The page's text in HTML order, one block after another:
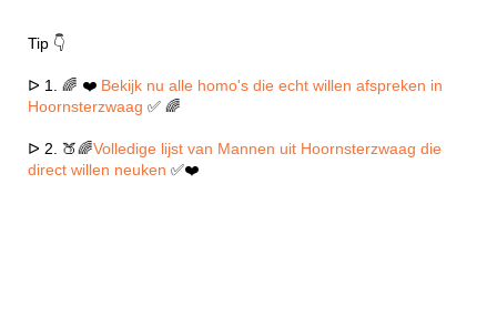
Tip 👇
ᐅ 1. 🌈 ❤️ Bekijk nu alle homo's die echt willen afspreken in
Hoornsterzwaag ✅ 🌈
ᐅ 2. 🍑🌈Volledige lijst van Mannen uit Hoornsterzwaag die
direct willen neuken ✅❤️